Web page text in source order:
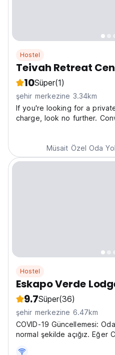
Hostel
Teivah Retreat
10Süper(1)
şehir merkezine 3.34km
If you're looking for a
charge, look no further.
attractions and interesting
before paying a visit to the
Müsait Özel Oda
Hostel
Eskapo Verde
9.7Süper(36)
şehir merkezine 6.47km
COVID-19 Güncellemesi:
normal şekilde açığız. Eğer